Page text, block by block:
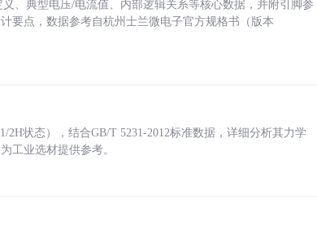
、典型电压/电流值、内部逻辑关系等核心数据，并附引脚参
要点，数据参考自杭州士兰微电子官方规格书（版本
状态），结合GB/T 5231-2012标准数据，详细分析其力学
工业选材提供参考。